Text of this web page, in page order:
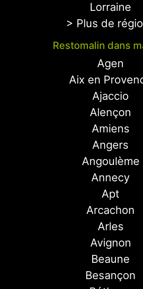
Lorraine
> Plus de
Restomalin dans
Agen
Aix en
Ajaccio
Alençon
Amiens
Angers
Angoulème
Annecy
Apt
Arcachon
Arles
Avignon
Beaune
Besançon